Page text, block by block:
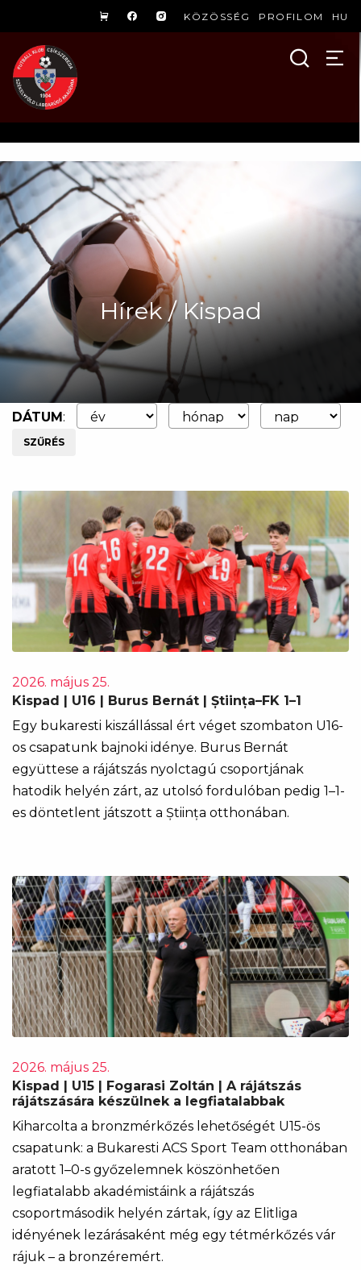
KÖZÖSSÉG PROFILOM HU
Hírek / Kispad
DÁTUM:
SZŰRÉS
2026. május 25.
Kispad | U16 | Burus Bernát | Știința–FK 1–1
Egy bukaresti kiszállással ért véget szombaton U16-
os csapatunk bajnoki idénye. Burus Bernát
együttese a rájátszás nyolctagú csoportjának
hatodik helyén zárt, az utolsó fordulóban pedig 1–1-
es döntetlent játszott a Știința otthonában.
2026. május 25.
Kispad | U15 | Fogarasi Zoltán | A rájátszás
rájátszására készülnek a legfiatalabbak
Kiharcolta a bronzmérkőzés lehetőségét U15-ös
csapatunk: a Bukaresti ACS Sport Team otthonában
aratott 1–0-s győzelemnek köszönhetően
legfiatalabb akadémistáink a rájátszás
csoportmásodik helyén zártak, így az Elitliga
idényének lezárásaként még egy tétmérkőzés vár
rájuk – a bronzéremért.